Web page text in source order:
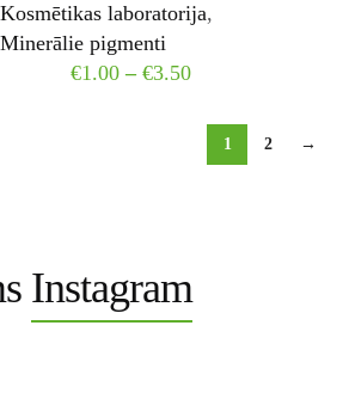
Kosmētikas laboratorija,
Minerālie pigmenti
€1.00 – €3.50
1 2 →
Instagram